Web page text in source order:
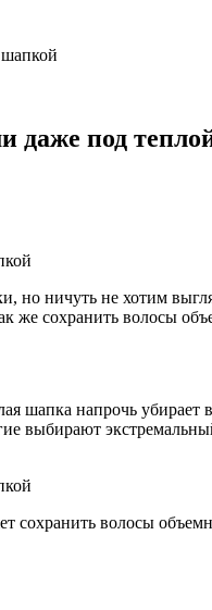
даже под
ничуть не хотим
же сохранить волосы
шапка напрочь
выбирают
сохранить волосы